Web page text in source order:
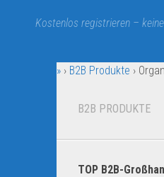
Kostenlos registrieren –
» › B2B Produkte ›
B2B PRODUKTE
TOP B2B-